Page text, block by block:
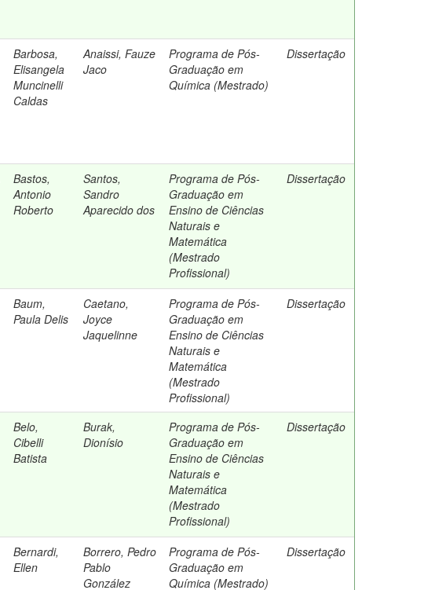
Barbosa,
Elisangela
Muncinelli
Caldas
Anaissi, Fauze
Jaco
Programa de Pós-
Graduação em
Química (Mestrado)
Dissertação
Bastos,
Antonio
Roberto
Santos,
Sandro
Aparecido dos
Programa de Pós-
Graduação em
Ensino de Ciências
Naturais e
Matemática
(Mestrado
Profissional)
Dissertação
Baum,
Paula Delis
Caetano,
Joyce
Jaquelinne
Programa de Pós-
Graduação em
Ensino de Ciências
Naturais e
Matemática
(Mestrado
Profissional)
Dissertação
Belo,
Cibelli
Batista
Burak,
Dionísio
Programa de Pós-
Graduação em
Ensino de Ciências
Naturais e
Matemática
(Mestrado
Profissional)
Dissertação
Bernardi,
Ellen
Borrero, Pedro
Pablo
González
Programa de Pós-
Graduação em
Química (Mestrado)
Dissertação